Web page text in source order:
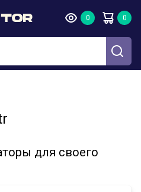
для своего